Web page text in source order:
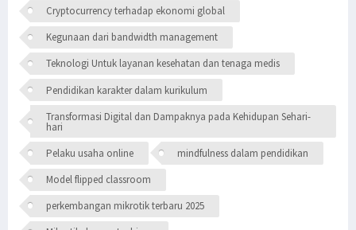
Cryptocurrency terhadap ekonomi global
Kegunaan dari bandwidth management
Teknologi Untuk layanan kesehatan dan tenaga medis
Pendidikan karakter dalam kurikulum
Transformasi Digital dan Dampaknya pada Kehidupan Sehari-
hari
Pelaku usaha online
mindfulness dalam pendidikan
Model flipped classroom
perkembangan mikrotik terbaru 2025